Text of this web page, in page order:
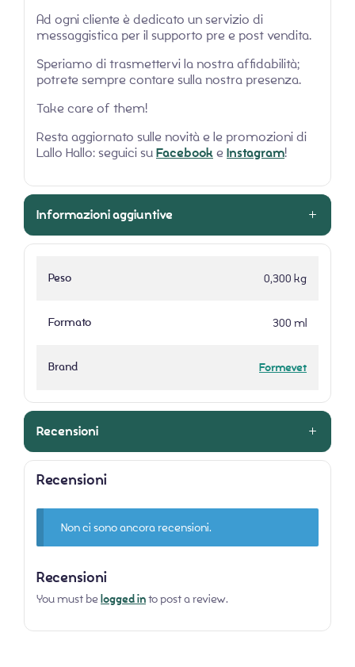
Ad ogni cliente è dedicato un servizio di
messaggistica per il supporto pre e post vendita.
Speriamo di trasmettervi la nostra affidabilità;
potrete sempre contare sulla nostra presenza.
Take care of them!
Resta aggiornato sulle novità e le promozioni di
Lallo Hallo: seguici suFacebooke Instagram!
Informazioni aggiuntive
Peso 0,300 kg
Formato 300 ml
Brand Formevet
Recensioni
Recensioni
Non ci sono ancora recensioni.
Recensioni
You must be logged into post a review.